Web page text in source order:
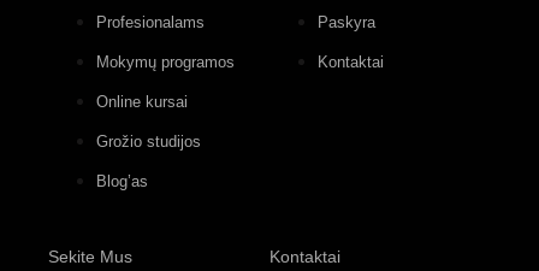
Profesionalams
Mokymų programos
Online kursai
Grožio studijos
Blog’as
Paskyra
Kontaktai
Sekite Mus Kontaktai